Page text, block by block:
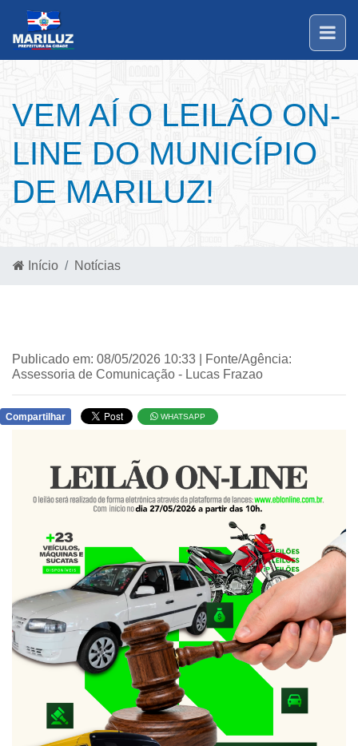
VEM AÍ O LEILÃO ON-
LINE DO MUNICÍPIO
DE MARILUZ!
Início Notícias
Publicado em: 08/05/2026 10:33 | Fonte/Agência:
Assessoria de Comunicação - Lucas Frazao
Compartilhar WHATSAPP